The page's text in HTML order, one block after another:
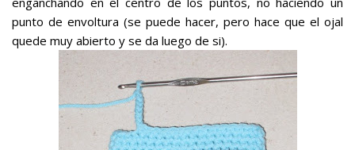
punto de envoltura (se puede hacer, pero hace que el ojal
quede muy abierto y se da luego de si).